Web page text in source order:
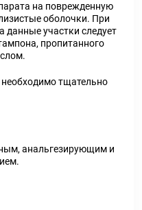
на поврежденную
оболочки. При
данные участки следует
пропитанного
тщательно
анальгезирующим и